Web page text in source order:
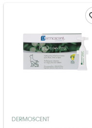
DERMOSCENT